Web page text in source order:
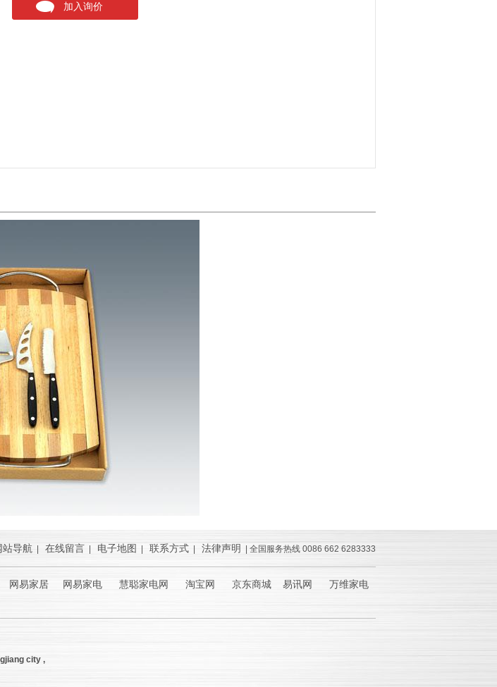
加入询价
站导航 在线留言 电子地图 联系方式 法律声明 | 全国服务热线 0086 662 6283333
易家居 网易家电 慧聪家电网 淘宝网 京东商城 易讯网 万维家电
city ,